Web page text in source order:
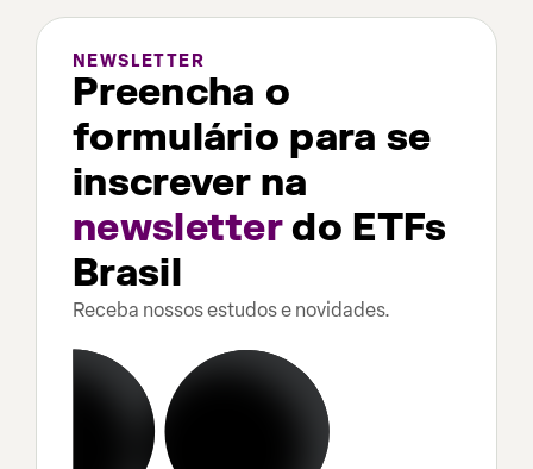
NEWSLETTER
Preencha o
formulário para se
inscrever na
newsletterdo ETFs
Brasil
Receba nossos estudos e novidades.